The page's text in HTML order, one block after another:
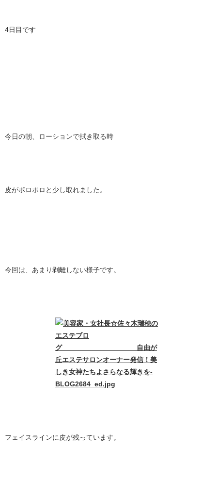
4日目です
今日の朝、ローションで拭き取る時
皮がポロポロと少し取れました。
今回は、あまり剥離しない様子です。
フェイスラインに皮が残っています。